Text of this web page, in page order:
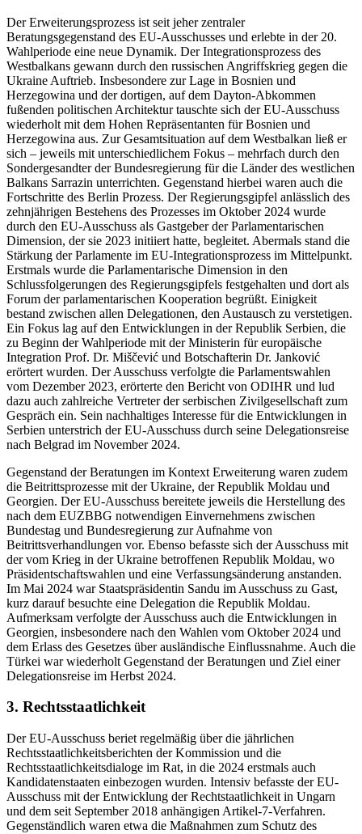
Der Erweiterungsprozess ist seit jeher zentraler
Beratungsgegenstand des EU-Ausschusses und erlebte in der 20.
Wahlperiode eine neue Dynamik. Der Integrationsprozess des
Westbalkans gewann durch den russischen Angriffskrieg gegen die
Ukraine Auftrieb. Insbesondere zur Lage in Bosnien und
Herzegowina und der dortigen, auf dem Dayton-Abkommen
fußenden politischen Architektur tauschte sich der EU-Ausschuss
wiederholt mit dem Hohen Repräsentanten für Bosnien und
Herzegowina aus. Zur Gesamtsituation auf dem Westbalkan ließ er
sich – jeweils mit unterschiedlichem Fokus – mehrfach durch den
Sondergesandter der Bundesregierung für die Länder des westlichen
Balkans Sarrazin unterrichten. Gegenstand hierbei waren auch die
Fortschritte des Berlin Prozess. Der Regierungsgipfel anlässlich des
zehnjährigen Bestehens des Prozesses im Oktober 2024 wurde
durch den EU-Ausschuss als Gastgeber der Parlamentarischen
Dimension, der sie 2023 initiiert hatte, begleitet. Abermals stand die
Stärkung der Parlamente im EU-Integrationsprozess im Mittelpunkt.
Erstmals wurde die Parlamentarische Dimension in den
Schlussfolgerungen des Regierungsgipfels festgehalten und dort als
Forum der parlamentarischen Kooperation begrüßt. Einigkeit
bestand zwischen allen Delegationen, den Austausch zu verstetigen.
Ein Fokus lag auf den Entwicklungen in der Republik Serbien, die
zu Beginn der Wahlperiode mit der Ministerin für europäische
Integration Prof. Dr. Miščević und Botschafterin Dr. Janković
erörtert wurden. Der Ausschuss verfolgte die Parlamentswahlen
vom Dezember 2023, erörterte den Bericht von ODIHR und lud
dazu auch zahlreiche Vertreter der serbischen Zivilgesellschaft zum
Gespräch ein. Sein nachhaltiges Interesse für die Entwicklungen in
Serbien unterstrich der EU-Ausschuss durch seine Delegationsreise
nach Belgrad im November 2024.
Gegenstand der Beratungen im Kontext Erweiterung waren zudem
die Beitrittsprozesse mit der Ukraine, der Republik Moldau und
Georgien. Der EU-Ausschuss bereitete jeweils die Herstellung des
nach dem EUZBBG notwendigen Einvernehmens zwischen
Bundestag und Bundesregierung zur Aufnahme von
Beitrittsverhandlungen vor. Ebenso befasste sich der Ausschuss mit
der vom Krieg in der Ukraine betroffenen Republik Moldau, wo
Präsidentschaftswahlen und eine Verfassungsänderung anstanden.
Im Mai 2024 war Staatspräsidentin Sandu im Ausschuss zu Gast,
kurz darauf besuchte eine Delegation die Republik Moldau.
Aufmerksam verfolgte der Ausschuss auch die Entwicklungen in
Georgien, insbesondere nach den Wahlen vom Oktober 2024 und
dem Erlass des Gesetzes über ausländische Einflussnahme. Auch die
Türkei war wiederholt Gegenstand der Beratungen und Ziel einer
Delegationsreise im Herbst 2024.
3. Rechtsstaatlichkeit
Der EU-Ausschuss beriet regelmäßig über die jährlichen
Rechtsstaatlichkeitsberichten der Kommission und die
Rechtsstaatlichkeitsdialoge im Rat, in die 2024 erstmals auch
Kandidatenstaaten einbezogen wurden. Intensiv befasste der EU-
Ausschuss mit der Entwicklung der Rechtstaatlichkeit in Ungarn
und dem seit September 2018 anhängigen Artikel-7-Verfahren.
Gegenständlich waren etwa die Maßnahmen zum Schutz des